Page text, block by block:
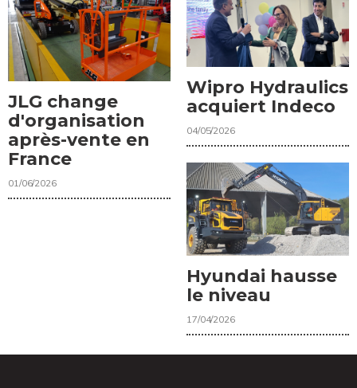
JLG change
d'organisation
après-vente en
France
01/06/2026
Wipro Hydraulics
acquiert Indeco
04/05/2026
Hyundai hausse
le niveau
17/04/2026